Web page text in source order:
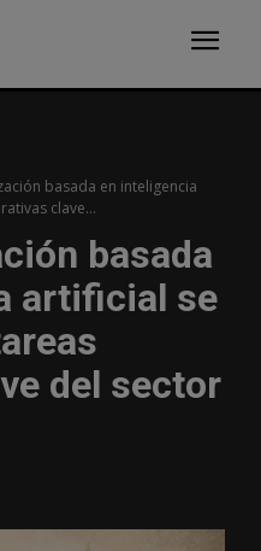
basada en inteligencia
clave...
basada
artificial se
del sector